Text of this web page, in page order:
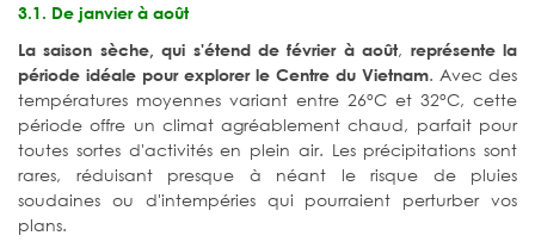
3.1. De janvier à août
La saison sèche, qui s'étend de février à août, représente la
période idéale pour explorer le Centre du Vietnam. Avec des
températures moyennes variant entre 26°C et 32°C, cette
période offre un climat agréablement chaud, parfait pour
toutes sortes d'activités en plein air. Les précipitations sont
rares, réduisant presque à néant le risque de pluies
soudaines ou d'intempéries qui pourraient perturber vos
plans.